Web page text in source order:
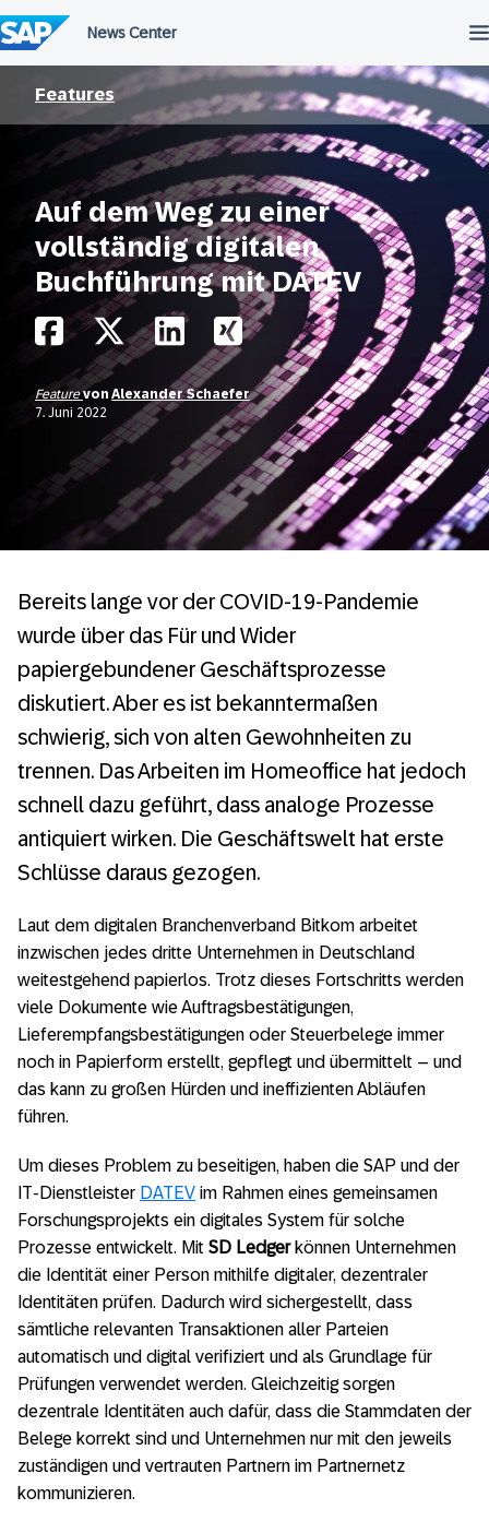
Features
Auf dem Weg zu einer
vollständig digitalen
Buchführung mit DATEV
Featurevon Alexander Schaefer
7. Juni 2022
Bereits lange vor der COVID-19-Pandemie
wurde über das Für und Wider
papiergebundener Geschäftsprozesse
diskutiert. Aber es ist bekanntermaßen
schwierig, sich von alten Gewohnheiten zu
trennen. Das Arbeiten im Homeoffice hat jedoch
schnell dazu geführt, dass analoge Prozesse
antiquiert wirken. Die Geschäftswelt hat erste
Schlüsse daraus gezogen.
Laut dem digitalen Branchenverband Bitkom arbeitet
inzwischen jedes dritte Unternehmen in Deutschland
weitestgehend papierlos. Trotz dieses Fortschritts werden
viele Dokumente wie Auftragsbestätigungen,
Lieferempfangsbestätigungen oder Steuerbelege immer
noch in Papierform erstellt, gepflegt und übermittelt – und
das kann zu großen Hürden und ineffizienten Abläufen
führen.
Um dieses Problem zu beseitigen, haben die SAP und der
IT-Dienstleister DATEV im Rahmen eines gemeinsamen
Forschungsprojekts ein digitales System für solche
Prozesse entwickelt. Mit SD Ledgerkönnen Unternehmen
die Identität einer Person mithilfe digitaler, dezentraler
Identitäten prüfen. Dadurch wird sichergestellt, dass
sämtliche relevanten Transaktionen aller Parteien
automatisch und digital verifiziert und als Grundlage für
Prüfungen verwendet werden. Gleichzeitig sorgen
dezentrale Identitäten auch dafür, dass die Stammdaten der
Belege korrekt sind und Unternehmen nur mit den jeweils
zuständigen und vertrauten Partnern im Partnernetz
kommunizieren.